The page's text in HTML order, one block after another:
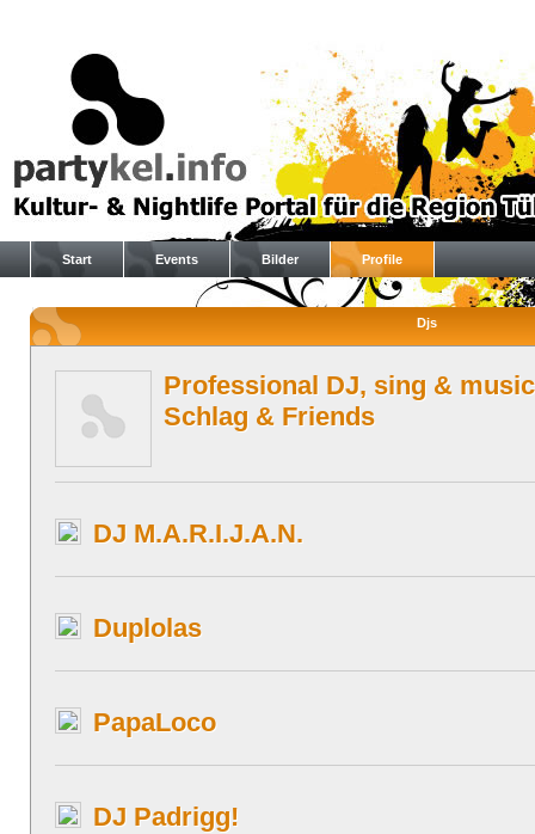
Start Events Bilder Profile
Djs
Professional DJ, sing &
Schlag & Friends
DJ M.A.R.I.J.A.N.
Duplolas
PapaLoco
DJ Padrigg!